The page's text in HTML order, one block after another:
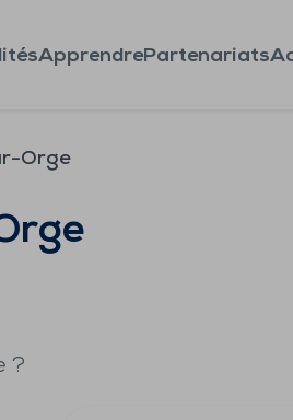
ApprendrePartenariats
Orge
?